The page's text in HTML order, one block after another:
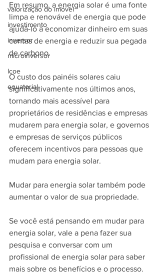
valorização do imóvel
investimento
inversor
microinversor
lcoe
equatorial
Em resumo, a energia solar é uma fonte
limpa e renovável de energia que pode
ajudá-lo a economizar dinheiro em suas
contas de energia e reduzir sua pegada
de carbono.
O custo dos painéis solares caiu
significativamente nos últimos anos,
tornando mais acessível para
proprietários de residências e empresas
mudarem para energia solar, e governos
e empresas de serviços públicos
oferecem incentivos para pessoas que
mudam para energia solar.
Mudar para energia solar também pode
aumentar o valor de sua propriedade.
Se você está pensando em mudar para
energia solar, vale a pena fazer sua
pesquisa e conversar com um
profissional de energia solar para saber
mais sobre os benefícios e o processo.